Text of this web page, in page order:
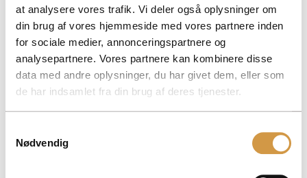
at analysere vores trafik. Vi deler også oplysninger om
din brug af vores hjemmeside med vores partnere inden
for sociale medier, annonceringspartnere og
analysepartnere. Vores partnere kan kombinere disse
data med andre oplysninger, du har givet dem, eller som
de har indsamlet fra din brug af deres tjenester.
Nødvendig
TOLDBODGADE 12, 3. 1253 KØBENHAVN K
PAPIRFABRIKKEN 52, 18, 3. 8600 SILKEBORG
CVR: 40147721
KONTAKT
+45 3014 8070